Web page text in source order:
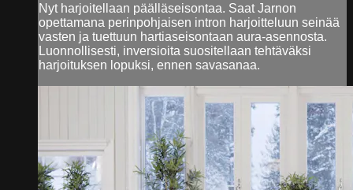
Nyt harjoitellaan päälläseisontaa. Saat Jarnon
opettamana perinpohjaisen intron harjoitteluun seinää
vasten ja tuettuun hartiaseisontaan aura-asennosta.
Luonnollisesti, inversioita suositellaan tehtäväksi
harjoituksen lopuksi, ennen savasanaa.